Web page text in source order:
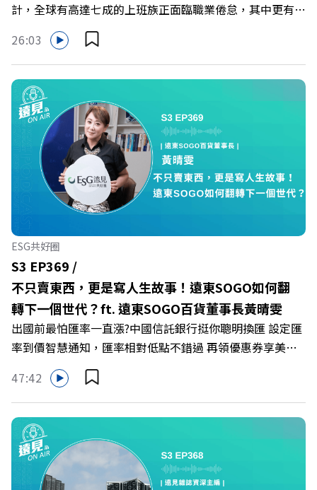
計，全球有高達七成的上班族正面臨職業倦怠，其中更有三
成默默承受著「沉默的倦怠」。當主管的期待、同儕的競爭
與承上啟下的壓力成為日常，身在職場的我們該如何停止無
止境的自我懷疑，在人際風暴中找回安頓內心的力量？ 本
集《遠見ON AIR》邀請新書《透視職場冰山》作者、薩提
爾模式溝通引導師李崇義與謝佳芸，教你如何看穿職場底層
的應對姿態，以及在緊湊的職場節奏中，修煉安頓心法！
🔺你的自我價值，難道只能由考績和主管來決定？ 🔺你或
你的同事，正在用哪種「不一致」的姿態應對壓力？ 🔺如
何在中高壓的「三明治主管」困境中全身而退？ 主持人／
遠見雜誌總編輯 林讓均 與談人／薩提爾模式溝通引導師、
作者 李崇義、謝佳芸 +++++ 🫧清除腦袋的盲點，也順手理
清生活的雜亂。 點開看質感養成術>>
https://gvmkt.pse.is/9al3px ✨關注《遠見》更多的社群：
LINE：https://reurl.cc/A4ELQp IG：
https://bit.ly/3AjBWNV YT：https://bit.ly/38jNi9k
Powered by Firstory Hosting
26:03
ESG共好圈
S3 EP369 /
不只賣東西，更是寫人生故事！遠東SOGO如何翻
轉下一個世代？ft. 遠東SOGO百貨董事長黃晴雯
出國前最怕匯率一直漲?中國信託銀行挺你聰明換匯 設定匯
率到價智慧通知，匯率相對低點不錯過 再領優惠券享美金
最高減3分等優惠 立即設定： https://fstry.pse.is/9d7lr7
投資外幣如幣別轉換可能產生匯兌損失，應評估涉及自身情
況審慎投資。 完整注意事項詳見網站資訊。 —— 以上為
Firstory Podcast 廣告 —— 在永續減碳、綠色消費與友善
職場的變革浪潮下，傳統大流量、高耗能的百貨零售業該如
何轉型突圍？ 本集《遠見ON AIR》邀請到遠東SOGO百貨
董事長黃晴雯，帶你解析遠東SOGO如何透過戰略布局，打
47:42